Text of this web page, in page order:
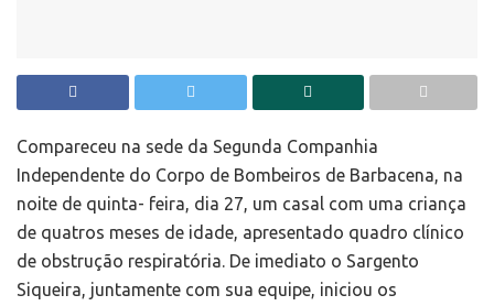
Compareceu na sede da Segunda Companhia
Independente do Corpo de Bombeiros de Barbacena, na
noite de quinta- feira, dia 27, um casal com uma criança
de quatros meses de idade, apresentado quadro clínico
de obstrução respiratória. De imediato o Sargento
Siqueira, juntamente com sua equipe, iniciou os